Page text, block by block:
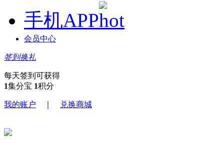
手机APP
会员中心
签到换礼
每天签到可获得
1集分宝 1积分
我的账户 兑换商城